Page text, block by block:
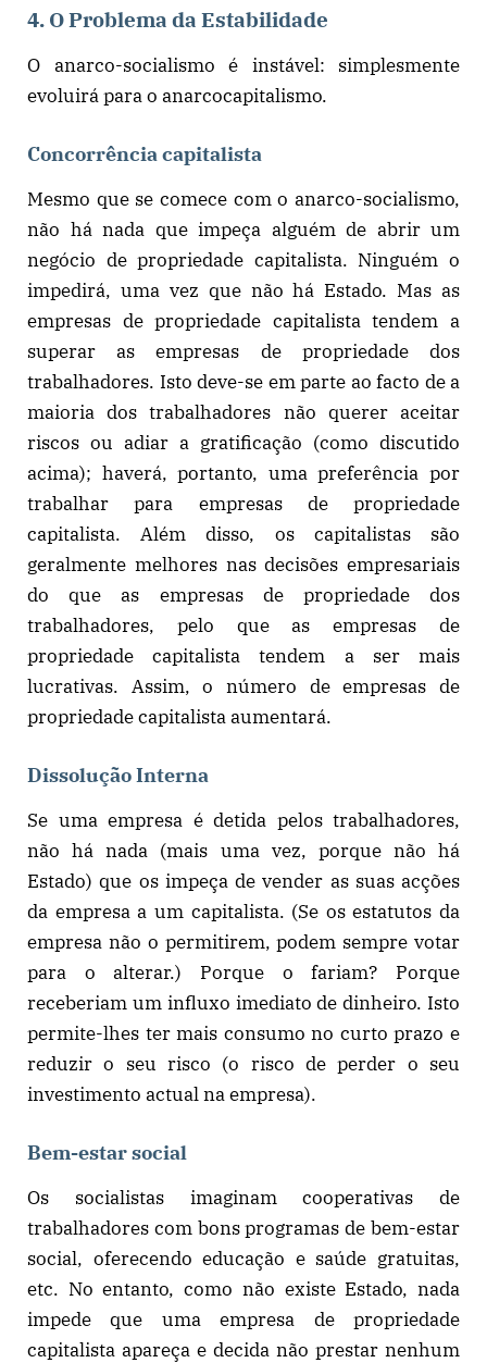
4. O Problema da Estabilidade
O anarco-socialismo é instável: simplesmente
evoluirá para o anarcocapitalismo.
Concorrência capitalista
Mesmo que se comece com o anarco-socialismo,
não há nada que impeça alguém de abrir um
negócio de propriedade capitalista. Ninguém o
impedirá, uma vez que não há Estado. Mas as
empresas de propriedade capitalista tendem a
superar as empresas de propriedade dos
trabalhadores. Isto deve-se em parte ao facto de a
maioria dos trabalhadores não querer aceitar
riscos ou adiar a gratificação (como discutido
acima); haverá, portanto, uma preferência por
trabalhar para empresas de propriedade
capitalista. Além disso, os capitalistas são
geralmente melhores nas decisões empresariais
do que as empresas de propriedade dos
trabalhadores, pelo que as empresas de
propriedade capitalista tendem a ser mais
lucrativas. Assim, o número de empresas de
propriedade capitalista aumentará.
Dissolução Interna
Se uma empresa é detida pelos trabalhadores,
não há nada (mais uma vez, porque não há
Estado) que os impeça de vender as suas acções
da empresa a um capitalista. (Se os estatutos da
empresa não o permitirem, podem sempre votar
para o alterar.) Porque o fariam? Porque
receberiam um influxo imediato de dinheiro. Isto
permite-lhes ter mais consumo no curto prazo e
reduzir o seu risco (o risco de perder o seu
investimento actual na empresa).
Bem-estar social
Os socialistas imaginam cooperativas de
trabalhadores com bons programas de bem-estar
social, oferecendo educação e saúde gratuitas,
etc. No entanto, como não existe Estado, nada
impede que uma empresa de propriedade
capitalista apareça e decida não prestar nenhum